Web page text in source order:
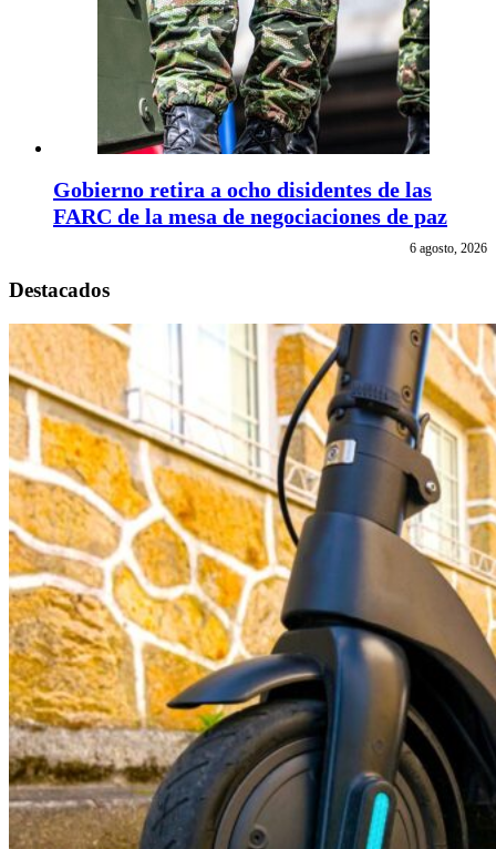
Gobierno retira a ocho disidentes de las
FARC de la mesa de negociaciones de paz
6 agosto, 2026
Destacados